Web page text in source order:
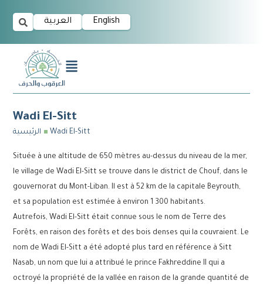
العربية English
Wadi El-Sitt
الرئيسية Wadi El-Sitt
Située à une altitude de 650 mètres au-dessus du niveau de la mer,
le village de Wadi El-Sitt se trouve dans le district de Chouf, dans le
gouvernorat du Mont-Liban. Il est à 52 km de la capitale Beyrouth,
et sa population est estimée à environ 1 300 habitants.
Autrefois, Wadi El-Sitt était connue sous le nom de Terre des
Forêts, en raison des forêts et des bois denses qui la couvraient. Le
nom de Wadi El-Sitt a été adopté plus tard en référence à Sitt
Nasab, un nom que lui a attribué le prince Fakhreddine II qui a
octroyé la propriété de la vallée en raison de la grande quantité de